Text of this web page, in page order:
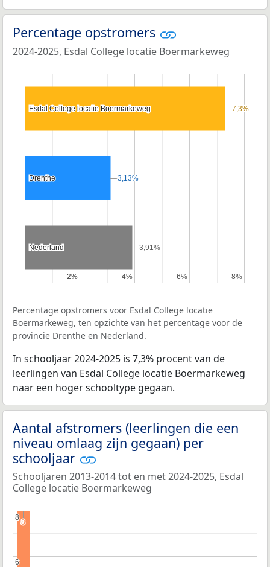
Percentage opstromers
2024-2025, Esdal College locatie Boermarkeweg
2%
2% 4%
4% 6%
6% 8%
8%
Esdal College locatie Boermarkeweg
Esdal College locatie Boermarkeweg
Drenthe
Drenthe
Nederland
Nederland
7,3%
7,3%
3,13%
3,13%
3,91%
3,91%
Percentage opstromers voor Esdal College locatie
Boermarkeweg, ten opzichte van het percentage voor de
provincie Drenthe en Nederland.
In schooljaar 2024-2025 is 7,3% procent van de
leerlingen van Esdal College locatie Boermarkeweg
naar een hoger schooltype gegaan.
Aantal afstromers (leerlingen die een
niveau omlaag zijn gegaan) per
schooljaar
Schooljaren 2013-2014 tot en met 2024-2025, Esdal
College locatie Boermarkeweg
6
6
8
8
8
8